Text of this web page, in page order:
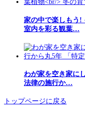
家の中で楽しもう!
室内を彩る観葉…
わが家を空き家に
法律の施行か…
トップページに戻る